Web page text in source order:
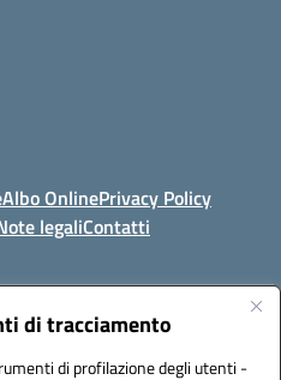
di tracciamento
di profilazione degli utenti -
Albo OnlinePrivacy Policy
legaliContatti
Calatafimi Segesta (TP)
TPIC81300B@pec.istruzione.it